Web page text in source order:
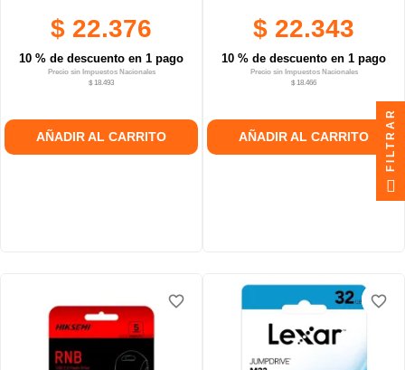
$ 22.376
10 % de descuento en 1 pago
Precio sin Impuestos Nacionales
$ 18.493
AÑADIR AL CARRITO
$ 22.343
10 % de descuento en 1 pago
Precio sin Impuestos Nacionales
$ 18.466
AÑADIR AL CARRITO
favorite_border
favorite_border favorite_border
favorite_border
FILTRAR